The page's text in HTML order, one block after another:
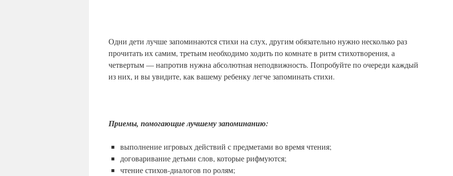
Одни дети лучше запоминаются стихи на слух, другим обязательно нужно несколько раз
прочитать их самим, третьим необходимо ходить по комнате в ритм стихотворения, а
четвертым — напротив нужна абсолютная неподвижность. Попробуйте по очереди каждый
из них, и вы увидите, как вашему ребенку легче запоминать стихи.
Приемы, помогающие лучшему запоминанию:
выполнение игровых действий с предметами во время чтения;
договаривание детьми слов, которые рифмуются;
чтение стихов-диалогов по ролям;